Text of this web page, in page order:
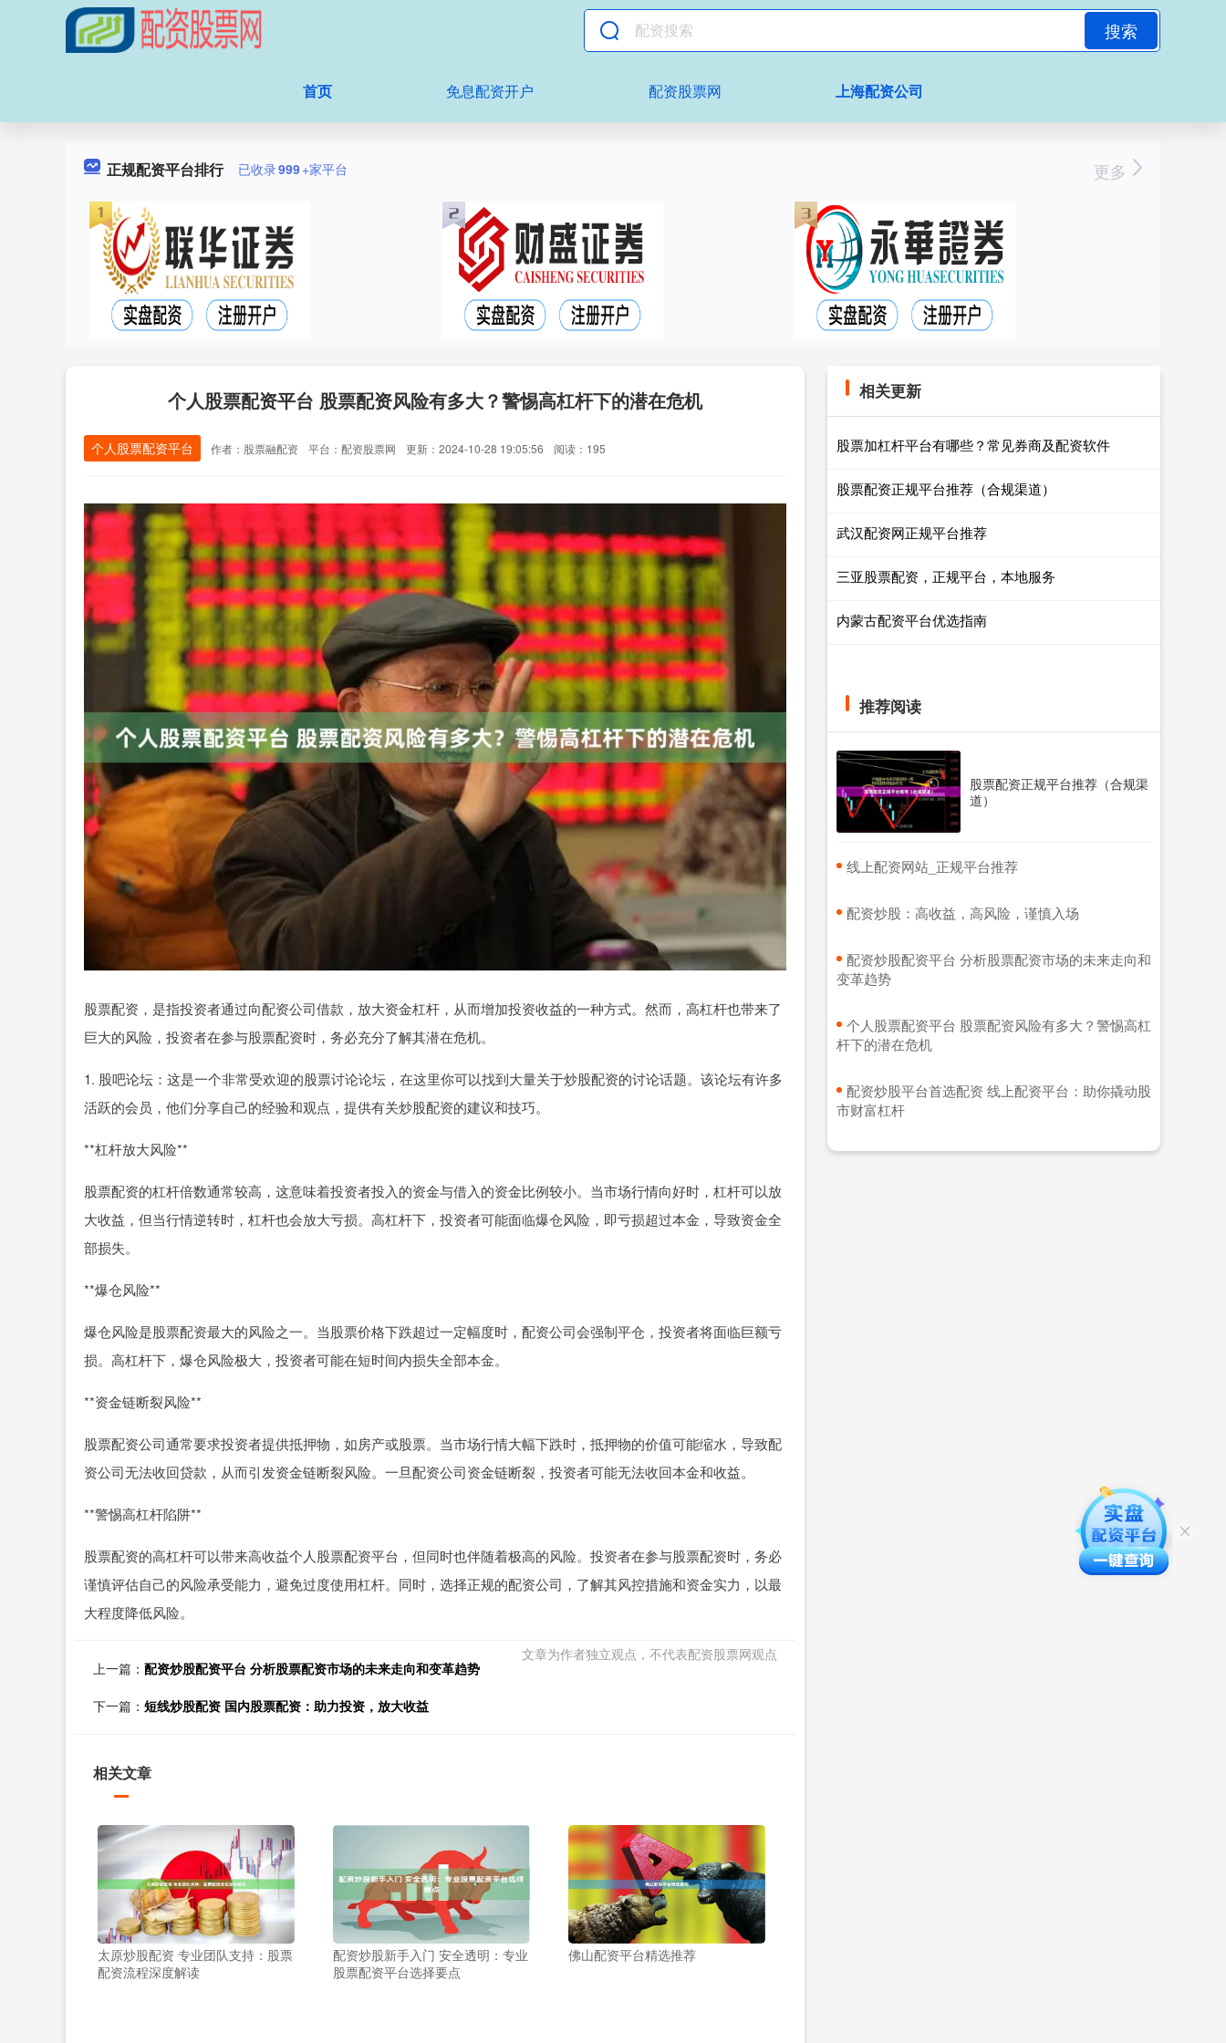
搜索
首页 免息配资开户 配资股票网 上海配资公司
正规配资平台排行 已收录999+家平台 更多
个人股票配资平台 股票配资风险有多大？警惕高杠杆下的潜在危机
个人股票配资平台 作者：股票融配资 平台：配资股票网 更新：2024-10-28 19:05:56 阅读：195
股票配资，是指投资者通过向配资公司借款，放大资金杠杆，从而增加投资收益的一种方式。然而，高杠杆也带来了
巨大的风险，投资者在参与股票配资时，务必充分了解其潜在危机。
1. 股吧论坛：这是一个非常受欢迎的股票讨论论坛，在这里你可以找到大量关于炒股配资的讨论话题。该论坛有许多
活跃的会员，他们分享自己的经验和观点，提供有关炒股配资的建议和技巧。
**杠杆放大风险**
股票配资的杠杆倍数通常较高，这意味着投资者投入的资金与借入的资金比例较小。当市场行情向好时，杠杆可以放
大收益，但当行情逆转时，杠杆也会放大亏损。高杠杆下，投资者可能面临爆仓风险，即亏损超过本金，导致资金全
部损失。
**爆仓风险**
爆仓风险是股票配资最大的风险之一。当股票价格下跌超过一定幅度时，配资公司会强制平仓，投资者将面临巨额亏
损。高杠杆下，爆仓风险极大，投资者可能在短时间内损失全部本金。
**资金链断裂风险**
股票配资公司通常要求投资者提供抵押物，如房产或股票。当市场行情大幅下跌时，抵押物的价值可能缩水，导致配
资公司无法收回贷款，从而引发资金链断裂风险。一旦配资公司资金链断裂，投资者可能无法收回本金和收益。
**警惕高杠杆陷阱**
股票配资的高杠杆可以带来高收益个人股票配资平台，但同时也伴随着极高的风险。投资者在参与股票配资时，务必
谨慎评估自己的风险承受能力，避免过度使用杠杆。同时，选择正规的配资公司，了解其风控措施和资金实力，以最
大程度降低风险。
文章为作者独立观点，不代表配资股票网观点
上一篇： 配资炒股配资平台 分析股票配资市场的未来走向和变革趋势
下一篇： 短线炒股配资 国内股票配资：助力投资，放大收益
相关文章
太原炒股配资 专业团队支持：股票
配资流程深度解读
配资炒股新手入门 安全透明：专业
股票配资平台选择要点
佛山配资平台精选推荐
相关更新
股票加杠杆平台有哪些？常见券商及配资软件
股票配资正规平台推荐（合规渠道）
武汉配资网正规平台推荐
三亚股票配资，正规平台，本地服务
内蒙古配资平台优选指南
推荐阅读
股票配资正规平台推荐（合规渠
道）
​线上配资网站_正规平台推荐
​配资炒股：高收益，高风险，谨慎入场
​配资炒股配资平台 分析股票配资市场的未来走向和
变革趋势
​个人股票配资平台 股票配资风险有多大？警惕高杠
杆下的潜在危机
​配资炒股平台首选配资 线上配资平台：助你撬动股
市财富杠杆